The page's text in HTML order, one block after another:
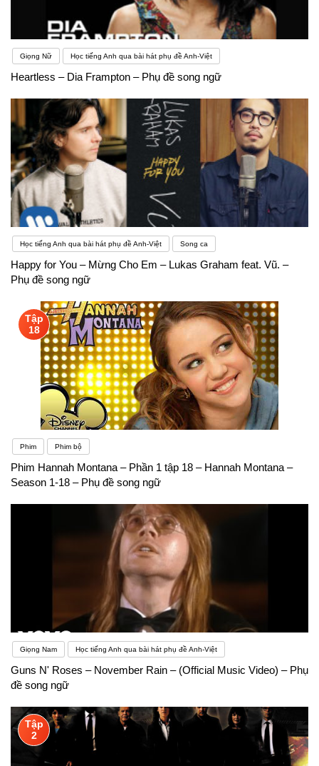
Giọng Nữ Học tiếng Anh qua bài hát phụ đề Anh-Việt
Heartless – Dia Frampton – Phụ đề song ngữ
Học tiếng Anh qua bài hát phụ đề Anh-Việt Song ca
Happy for You – Mừng Cho Em – Lukas Graham feat. Vũ. –
Phụ đề song ngữ
Tập
18
Phim Phim bộ
Phim Hannah Montana – Phần 1 tập 18 – Hannah Montana –
Season 1-18 – Phụ đề song ngữ
Giọng Nam Học tiếng Anh qua bài hát phụ đề Anh-Việt
Guns N' Roses – November Rain – (Official Music Video) – Phụ
đề song ngữ
Tập
2